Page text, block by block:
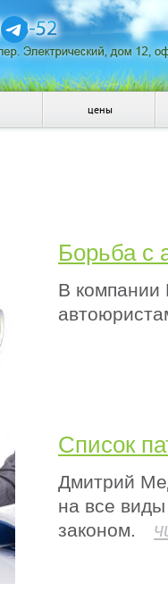
цены
Борьба с
В компании
Список
Дмитрий
на все
законом.